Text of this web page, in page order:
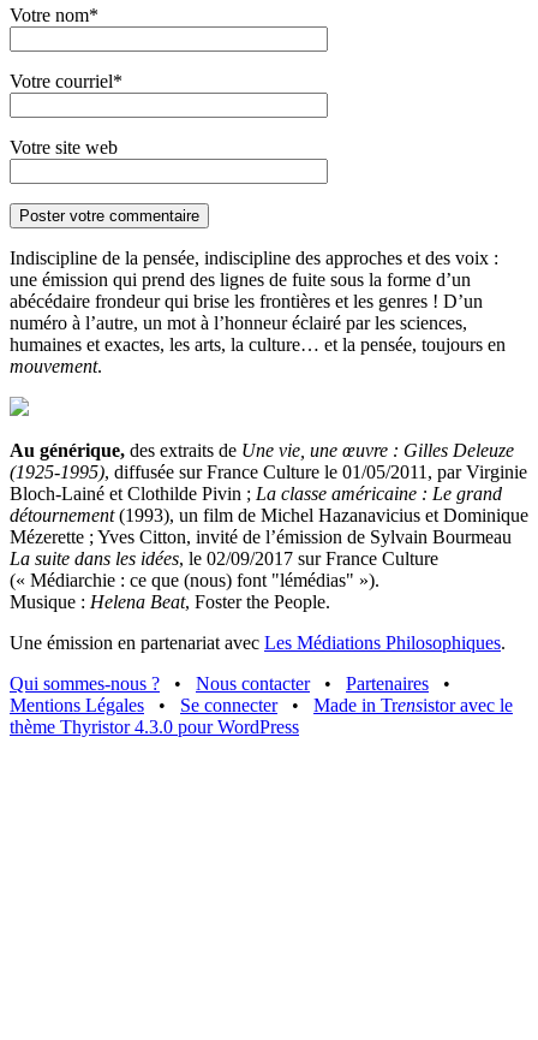
Votre nom*
Votre courriel*
Votre site web
Indiscipline de la pensée, indiscipline des approches et des voix :
une émission qui prend des lignes de fuite sous la forme d’un
abécédaire frondeur qui brise les frontières et les genres ! D’un
numéro à l’autre, un mot à l’honneur éclairé par les sciences,
humaines et exactes, les arts, la culture… et la pensée, toujours en
mouvement.
Au générique, des extraits de Une vie, une œuvre : Gilles Deleuze
(1925-1995), diffusée sur France Culture le 01/05/2011, par Virginie
Bloch-Lainé et Clothilde Pivin ; La classe américaine : Le grand
détournement(1993), un film de Michel Hazanavicius et Dominique
Mézerette ; Yves Citton, invité de l’émission de Sylvain Bourmeau
La suite dans les idées, le 02/09/2017 sur France Culture
(« Médiarchie : ce que (nous) font "lémédias" »).
Musique : Helena Beat, Foster the People.
Une émission en partenariat avec Les Médiations Philosophiques.
Qui sommes-nous ?
• Nous contacter • Partenaires
•
Mentions Légales
• Se connecter • Made in Trensistor avec le
thème Thyristor 4.3.0 pour WordPress